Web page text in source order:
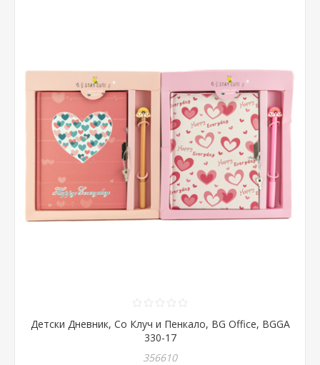
Детски Дневник, Со Клуч и Пенкало, BG Office, BGGA
330-17
356610